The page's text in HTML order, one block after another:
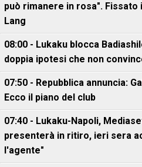
può rimanere in rosa". Fissato
Lang
08:00 - Lukaku blocca
doppia ipotesi che non
07:50 - Repubblica annuncia:
Ecco il piano del club
07:40 - Lukaku-Napoli,
presenterà in ritiro, ieri sera
l'agente"